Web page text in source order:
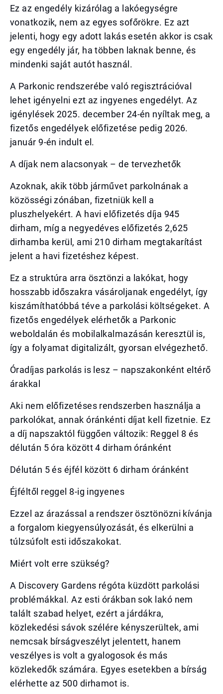
Ez az engedély kizárólag a lakóegységre
vonatkozik, nem az egyes sofőrökre. Ez azt
jelenti, hogy egy adott lakás esetén akkor is csak
egy engedély jár, ha többen laknak benne, és
mindenki saját autót használ.
A Parkonic rendszerébe való regisztrációval
lehet igényelni ezt az ingyenes engedélyt. Az
igénylések 2025. december 24-én nyíltak meg, a
fizetős engedélyek előfizetése pedig 2026.
január 9-én indult el.
A díjak nem alacsonyak – de tervezhetők
Azoknak, akik több járművet parkolnának a
közösségi zónában, fizetniük kell a
pluszhelyekért. A havi előfizetés díja 945
dirham, míg a negyedéves előfizetés 2,625
dirhamba kerül, ami 210 dirham megtakarítást
jelent a havi fizetéshez képest.
Ez a struktúra arra ösztönzi a lakókat, hogy
hosszabb időszakra vásároljanak engedélyt, így
kiszámíthatóbbá téve a parkolási költségeket. A
fizetős engedélyek elérhetők a Parkonic
weboldalán és mobilalkalmazásán keresztül is,
így a folyamat digitalizált, gyorsan elvégezhető.
Óradíjas parkolás is lesz – napszakonként eltérő
árakkal
Aki nem előfizetéses rendszerben használja a
parkolókat, annak óránkénti díjat kell fizetnie. Ez
a díj napszaktól függően változik: Reggel 8 és
délután 5 óra között 4 dirham óránként
Délután 5 és éjfél között 6 dirham óránként
Éjféltől reggel 8-ig ingyenes
Ezzel az árazással a rendszer ösztönözni kívánja
a forgalom kiegyensúlyozását, és elkerülni a
túlzsúfolt esti időszakokat.
Miért volt erre szükség?
A Discovery Gardens régóta küzdött parkolási
problémákkal. Az esti órákban sok lakó nem
talált szabad helyet, ezért a járdákra,
közlekedési sávok szélére kényszerültek, ami
nemcsak bírságveszélyt jelentett, hanem
veszélyes is volt a gyalogosok és más
közlekedők számára. Egyes esetekben a bírság
elérhette az 500 dirhamot is.